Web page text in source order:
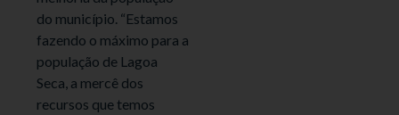
do município. “Estamos
fazendo o máximo para a
população de Lagoa
Seca, a mercê dos
recursos que temos